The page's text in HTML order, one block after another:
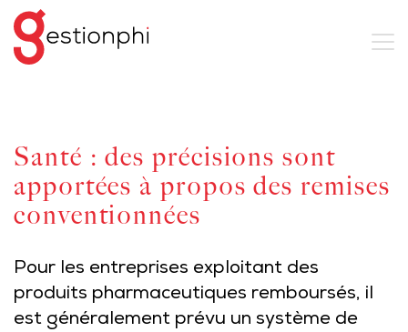
Santé : des précisions sont
apportées à propos des remises
conventionnées
Pour les entreprises exploitant des
produits pharmaceutiques remboursés, il
est généralement prévu un système de